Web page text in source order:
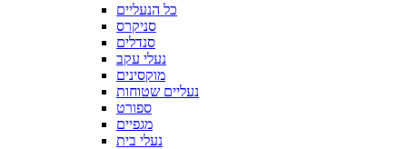
כל הנעליים
סניקרס
סנדלים
נעלי עקב
מוקסינים
נעליים שטוחות
ספורט
מגפיים
נעלי בית